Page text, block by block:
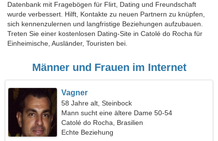
Datenbank mit Fragebögen für Flirt, Dating und Freundschaft
wurde verbessert. Hilft, Kontakte zu neuen Partnern zu knüpfen,
sich kennenzulernen und langfristige Beziehungen aufzubauen.
Treten Sie einer kostenlosen Dating-Site in Catolé do Rocha für
Einheimische, Ausländer, Touristen bei.
Männer und Frauen im Internet
Vagner
58 Jahre alt, Steinbock
Mann sucht eine ältere Dame 50-54
Catolé do Rocha, Brasilien
Echte Beziehung